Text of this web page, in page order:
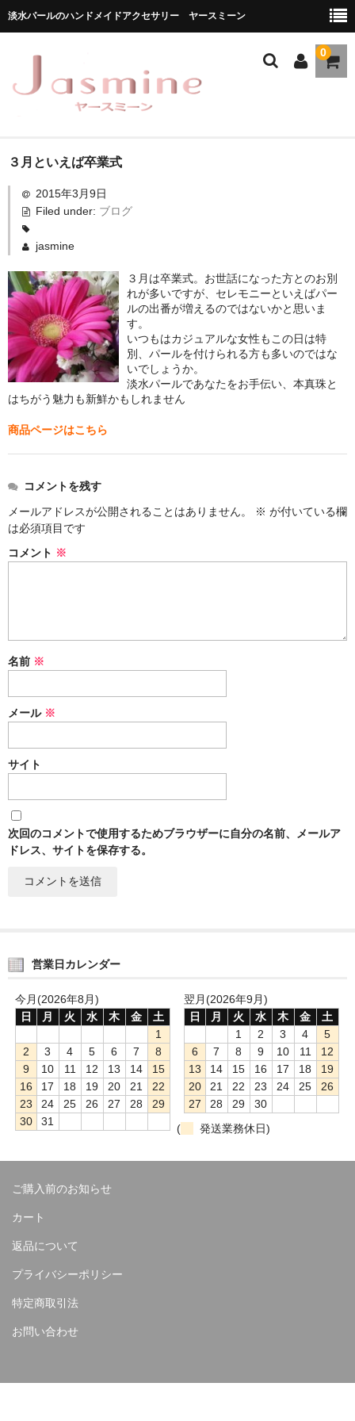
淡水パールのハンドメイドアクセサリー ヤースミーン
0
ホーム
商品一覧
★お勧め商品
メディア掲載
ブログ
お問い合わせ
３月といえば卒業式
2015年3月9日
Filed under: ブログ
jasmine
３月は卒業式。お世話になった方とのお別
れが多いですが、セレモニーといえばパー
ルの出番が増えるのではないかと思いま
す。
いつもはカジュアルな女性もこの日は特
別、パールを付けられる方も多いのではな
いでしょうか。
淡水パールであなたをお手伝い、本真珠と
はちがう魅力も新鮮かもしれません
商品ページはこちら
コメントを残す
メールアドレスが公開されることはありません。
※ が付いている欄
は必須項目です
コメント ※
名前 ※
メール ※
サイト
次回のコメントで使用するためブラウザーに自分の名前、メールア
ドレス、サイトを保存する。
営業日カレンダー
今月(2026年8月)
日
月 火 水 木 金
土
1
2
3 4 5 6 7
8
9
10 11 12 13 14
15
16
17 18 19 20 21
22
23
24 25 26 27 28
29
30
31
翌月(2026年9月)
日
月 火 水 木 金
土
1
2 3 4
5
6
7 8 9 10 11
12
13
14 15 16 17 18
19
20
21 22 23 24 25
26
27
28 29
30
(
発送業務休日)
ご購入前のお知らせ
カート
返品について
プライバシーポリシー
特定商取引法
お問い合わせ